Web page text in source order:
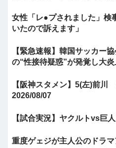
女性「レ●プされました」検
いたので訴えます」
【緊急速報】韓国サッカー
の“性接待疑惑”が発覚し大炎
【阪神スタメン】5(左)前
2026/08/07
【試合実況】ヤクルトvs巨
重度ゲェジが主人公のドラ